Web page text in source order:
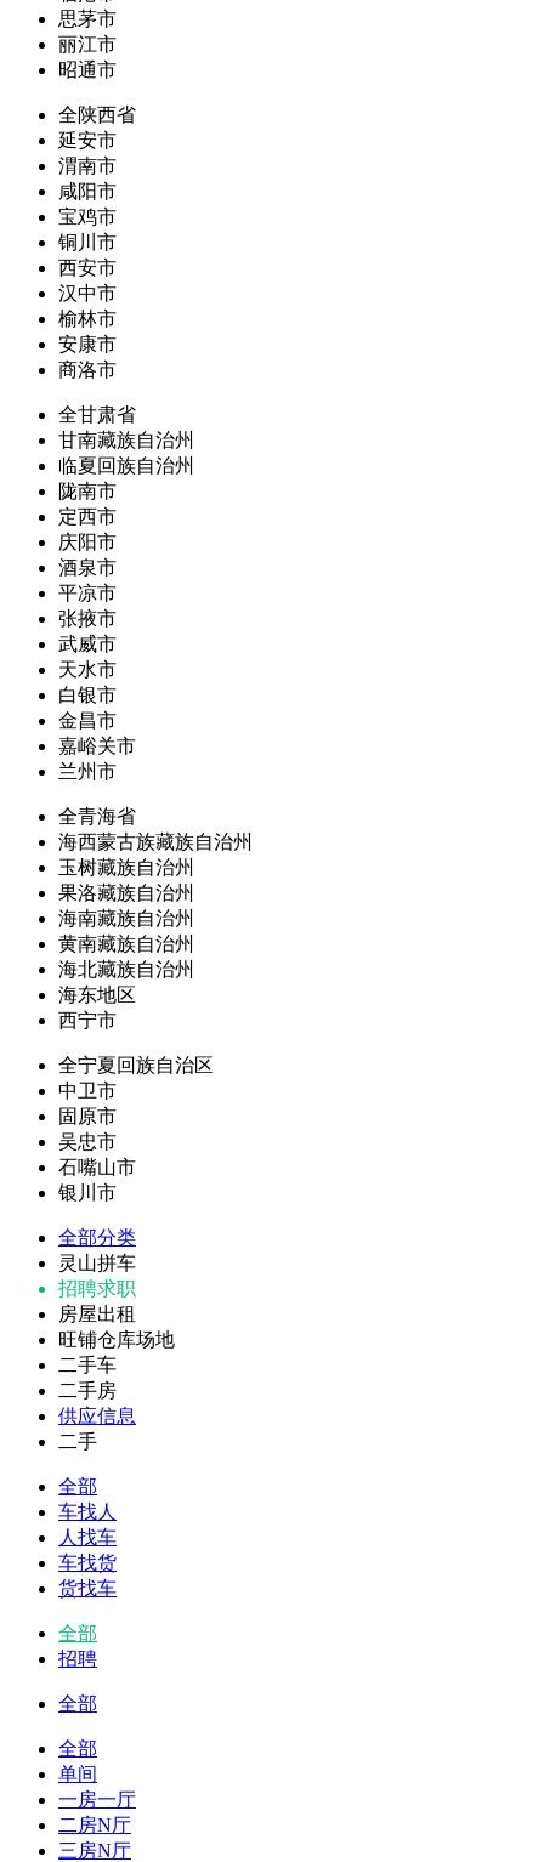
思茅市
丽江市
昭通市
全陕西省
延安市
渭南市
咸阳市
宝鸡市
铜川市
西安市
汉中市
榆林市
安康市
商洛市
全甘肃省
甘南藏族自治州
临夏回族自治州
陇南市
定西市
庆阳市
酒泉市
平凉市
张掖市
武威市
天水市
白银市
金昌市
嘉峪关市
兰州市
全青海省
海西蒙古族藏族自治州
玉树藏族自治州
果洛藏族自治州
海南藏族自治州
黄南藏族自治州
海北藏族自治州
海东地区
西宁市
全宁夏回族自治区
中卫市
固原市
吴忠市
石嘴山市
银川市
全部分类
灵山拼车
招聘求职
房屋出租
旺铺仓库场地
二手车
二手房
供应信息
二手
全部
车找人
人找车
车找货
货找车
全部
招聘
全部
全部
单间
一房一厅
二房N厅
三房N厅